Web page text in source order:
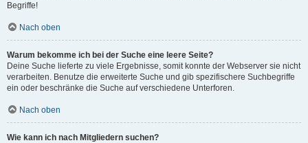
Begriffe!
Nach oben
Warum bekomme ich bei der Suche eine leere Seite?
Deine Suche lieferte zu viele Ergebnisse, somit konnte der Webserver sie nicht
verarbeiten. Benutze die erweiterte Suche und gib spezifischere Suchbegriffe
ein oder beschränke die Suche auf verschiedene Unterforen.
Nach oben
Wie kann ich nach Mitgliedern suchen?